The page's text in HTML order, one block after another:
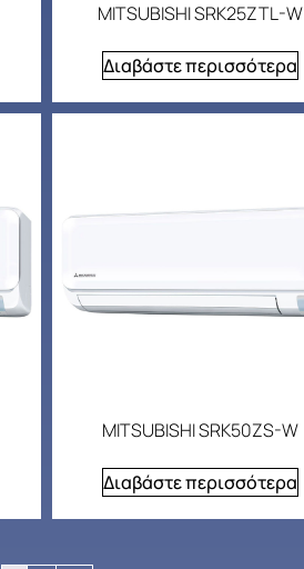
MITSUBISHI SRK25ZTL-W
Διαβάστε περισσότερα
MITSUBISHI SRK50ZS-W
Διαβάστε περισσότερα